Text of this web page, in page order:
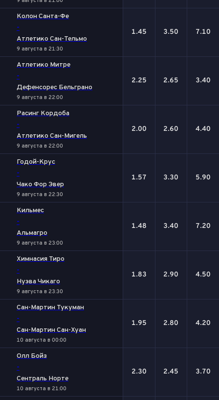
Колон Санта-Фе
-
Атлетико Сан-Тельмо
9 августа в 21:30
1.45 3.50 7.10
Атлетико Митре
-
Дефенсорес Бельграно
9 августа в 22:00
2.25 2.65 3.40
Расинг Кордоба
-
Атлетико Сан-Мигель
9 августа в 22:00
2.00 2.60 4.40
Годой-Крус
-
Чако Фор Эвер
9 августа в 22:30
1.57 3.30 5.90
Кильмес
-
Альмагро
9 августа в 23:00
1.48 3.40 7.20
Химнасия Тиро
-
Нуэва Чикаго
9 августа в 23:30
1.83 2.90 4.50
Сан-Мартин Тукуман
-
Сан-Мартин Сан-Хуан
10 августа в 00:00
1.95 2.80 4.20
Олл Бойз
-
Сентраль Норте
10 августа в 21:00
2.30 2.45 3.70